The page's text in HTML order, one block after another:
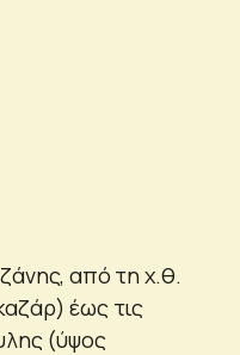
από τη χ.θ.
έως τις
(ύψος